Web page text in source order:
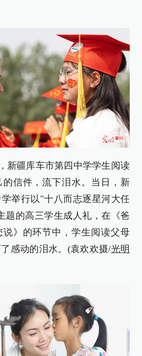
新疆库车市第四中学学生阅读
的信件，流下泪水。当日，新
举行以"十八而志逐星河大任
题的高三学生成人礼，在《爸
》的环节中，学生阅读父母
感动的泪水。(袁欢欢摄/光明